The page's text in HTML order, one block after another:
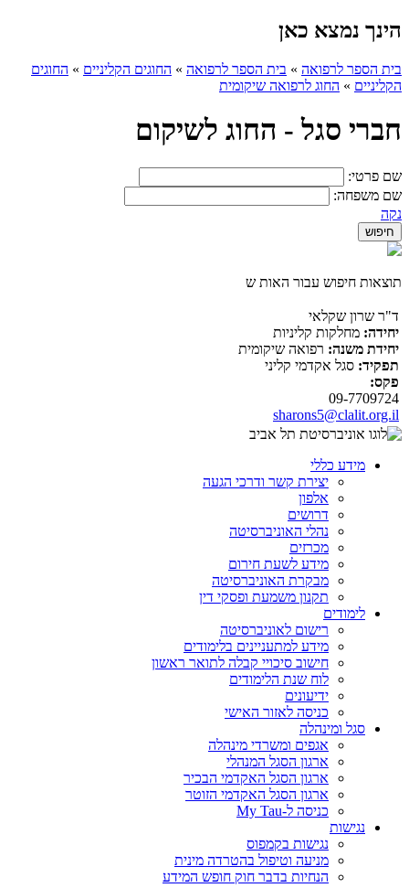
הינך נמצא כאן
בית הספר לרפואה » בית הספר לרפואה » החוגים הקליניים » החוגים
הקליניים » החוג לרפואה שיקומית
חברי סגל - החוג לשיקום
שם פרטי:
שם משפחה:
נקה
תוצאות חיפוש עבור האות ש
ד"ר שרון שקלאי
יחידה: מחלקות קליניות
יחידת משנה: רפואה שיקומית
תפקיד: סגל אקדמי קליני
פקס:
09-7709724
sharons5@clalit.org.il
מידע כללי
יצירת קשר ודרכי הגעה
אלפון
דרושים
נהלי האוניברסיטה
מכרזים
מידע לשעת חירום
מבקרת האוניברסיטה
תקנון משמעת ופסקי דין
לימודים
רישום לאוניברסיטה
מידע למתעניינים בלימודים
חישוב סיכויי קבלה לתואר ראשון
לוח שנת הלימודים
ידיעונים
כניסה לאזור האישי
סגל ומינהלה
אגפים ומשרדי מינהלה
ארגון הסגל המנהלי
ארגון הסגל האקדמי הבכיר
ארגון הסגל האקדמי הזוטר
כניסה ל-My Tau
נגישות
נגישות בקמפוס
מניעה וטיפול בהטרדה מינית
הנחיות בדבר חוק חופש המידע